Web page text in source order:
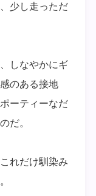
少し走っただ
しなやかにギ
のある接地
ーティーなだ
だ。
れだけ馴染み